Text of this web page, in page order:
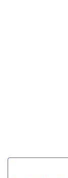
も